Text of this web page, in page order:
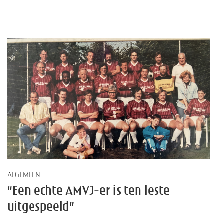
ALGEMEEN
“Een echte AMVJ-er is ten leste
uitgespeeld”